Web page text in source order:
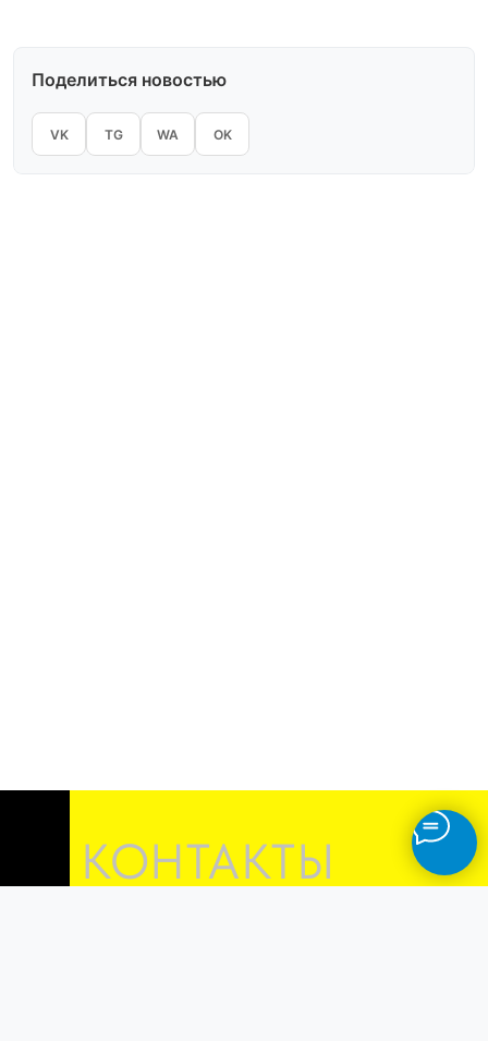
Поделиться новостью
VK TG WA OK
КОНТАКТЫ